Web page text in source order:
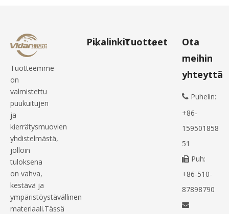
Tuotteemme
on
valmistettu
puukuitujen
ja
kierrätysmuovien
yhdistelmästä,
jolloin
tuloksena
on vahva,
kestävä ja
ympäristöystävällinen
materiaali.Tässä
PikalinkitTuotteet
Ota
meihin
yhteyttä
Puhelin:
+86-
159501858
51
Puh:
+86-510-
87898790
